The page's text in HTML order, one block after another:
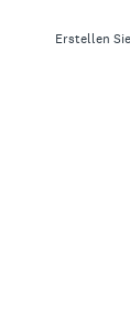
Erstellen